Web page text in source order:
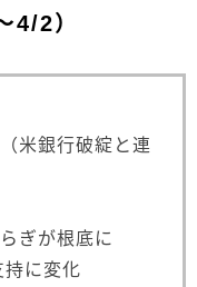
4/2）
米銀行破綻と連
ぎが根底に
に変化